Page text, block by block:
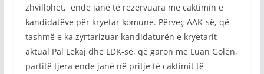
zhvillohet, ende janë të rezervuara me caktimin e
kandidatëve për kryetar komune. Përveç AAK-së, që
tashmë e ka zyrtarizuar kandidaturën e kryetarit
aktual Pal Lekaj dhe LDK-së, që garon me Luan Golën,
partitë tjera ende janë në pritje të caktimit të